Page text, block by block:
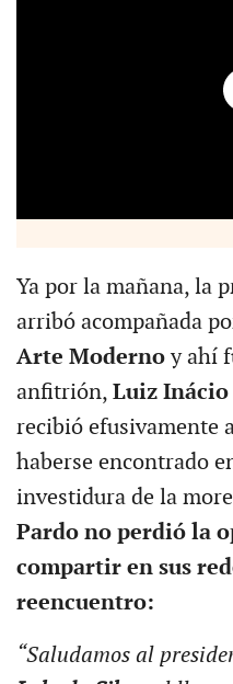
Ya por la mañana, la
arribó acompañada
Arte Modernoy ahí
anfitrión, Luiz Inácio
recibió efusivamente
haberse encontrado
investidura de la
Pardo no perdió la
compartir en sus
reencuentro:
“Saludamos al